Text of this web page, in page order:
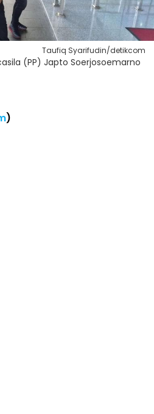
Taufiq Syarifudin/detikcom
(PP) Japto Soerjosoemarno
)